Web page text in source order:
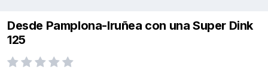
Desde Pamplona-Iruñea con una Super Dink
125